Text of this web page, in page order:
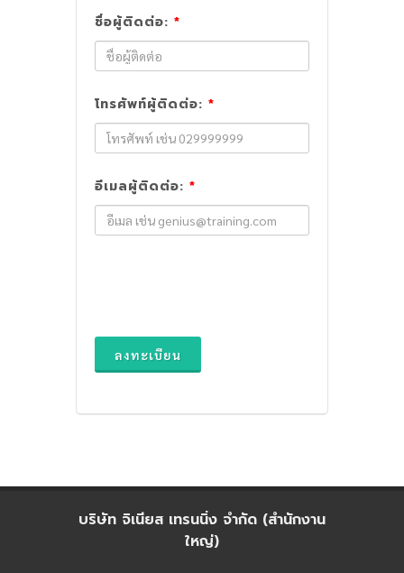
ชื่อผู้ติดต่อ: *
โทรศัพท์ผู้ติดต่อ: *
อีเมลผู้ติดต่อ: *
ลงทะเบียน
บริษัท จิเนียส เทรนนิ่ง จำกัด (สำนักงาน
ใหญ่)